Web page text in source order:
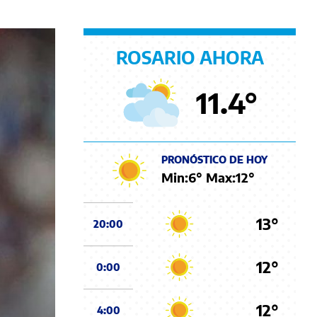
ROSARIO AHORA
11.4°
PRONÓSTICO DE HOY
Min:6° Max:12°
20:00 13°
0:00 12°
4:00 12°